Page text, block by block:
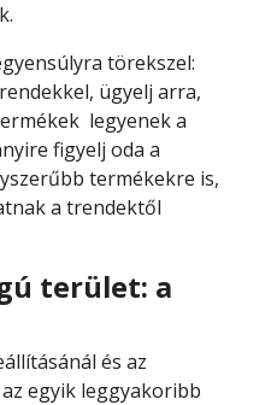
törekszel:
ügyelj arra,
legyenek a
figyelj oda a
termékekre is,
a trendektől
terület: a
és az
egyik leggyakoribb